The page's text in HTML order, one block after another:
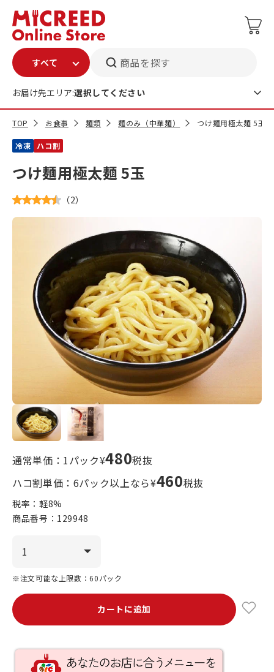
商品を探す
お届け先エリア:選択してください
TOP お食事 麺類 麺のみ（中華麺） つけ麺用極太麺 5玉
冷凍 ハコ割
つけ麺用極太麺 5玉
（2）
通常単価：1パック¥480税抜
ハコ割単価：6パック以上なら¥460税抜
税率：軽8%
商品番号： 129948
※注文可能な上限数：60パック
カートに追加